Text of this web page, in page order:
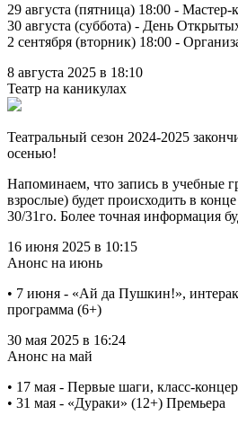
29 августа (пятница) 18:00 - Мастер-
30 августа (суббота) - День
2 сентября (вторник) 18:00 -
8 августа 2025 в 18:10
Театр на каникулах
Театральный сезон 2024-2025
осенью!
Напоминаем, что запись в учебные
взрослые) будет происходить в
30/31го. Более точная информация
16 июня 2025 в 10:15
Анонс на июнь
• 7 июня - «Ай да Пушкин!»,
программа (6+)
30 мая 2025 в 16:24
Анонс на май
• 17 мая - Первые шаги, класс-
• 31 мая - «Дураки» (12+) Премьера